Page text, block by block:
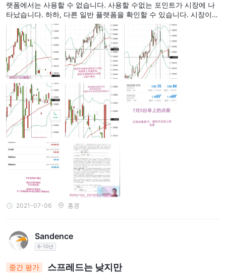
랫폼에서는 사용할 수 없습니다. 사용할 수없는 포인트가 시장에 나
타났습니다. 하하, 다른 일반 플랫폼을 확인할 수 있습니다. 시장이
열렸을 때 스프레드는 약 120 포인트였습니다. 스프레드를 넓힐 수있
는 최종선은 없으며 플랫폼은 20,000 달러의 보상을 협상했습니다.
고객의 마음을 담아주는 것으로도 유명합니다. 여기 감사합니다. 계
정을 창고 B에 넣는 것은 고객에게 이익을 줄 의도가 없었습니다. 나
는 그것이 공식적인 플랫폼이며 공개적이고 투명하며 속이는 거래자
가 아니라 개인적으로 배후에 있다고 말했습니다. 포지션을 변경하
고, 고객이 예측할 수없는 포지션을 청산하게하고, 상인에게주의를
기울이십시오.
2021-07-06 홍콩
Sandence
6-10년
중간 평가 스프레드는 낮지만